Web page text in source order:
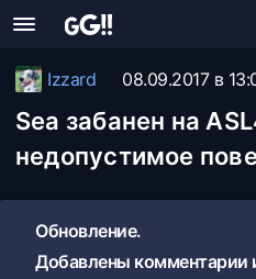
Izzard 08.09.2017 в
Sea забанен на
недопустимое
Обновление.
Добавлены комментарии